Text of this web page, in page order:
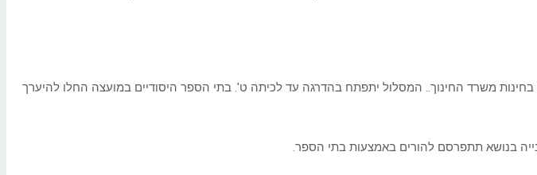
משרד החינוך.. המסלול יתפתח בהדרגה עד לכיתה ט'. בתי הספר היסודיים במועצה החלו להיערך
בנושא תתפרסם להורים באמצעות בתי הספר.